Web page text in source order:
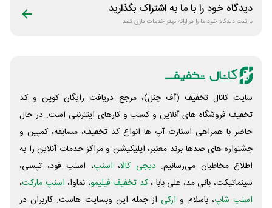
دیدگاه خود را با ما به اشتراک بگذارید
با ثبت دیدگاه خود ما را در ارائه بهتر خدمات یاری کنید
سایت کانال تخفیف (آف چنل)، مرجع دریافت رایگان کوپن و کد
تخفیف فروشگاه های آنلاین و کسب و‌ کارهای اینترنتی است. در حال
حاضر با همراهی استارت آپ ها انواع کد تخفیف، مسابقه، کمپین و
جشنواره های صدها برند معتبر، اپلیکیشن و مراکز خدمات آنلاین را به
اطلاع مخاطبان می‌رسانیم. دیجی کالا، اسنپ، اسنپ فود، تپسی،
سینماتیکت، بانی مد، علی‌ بابا ،کد تخفیف فیلیمو، نماوا، اسنپ مارکت،
اسنپ شاپ، باسلام و ازکی از جمله این وبسایت ‌هاست. کاربران در